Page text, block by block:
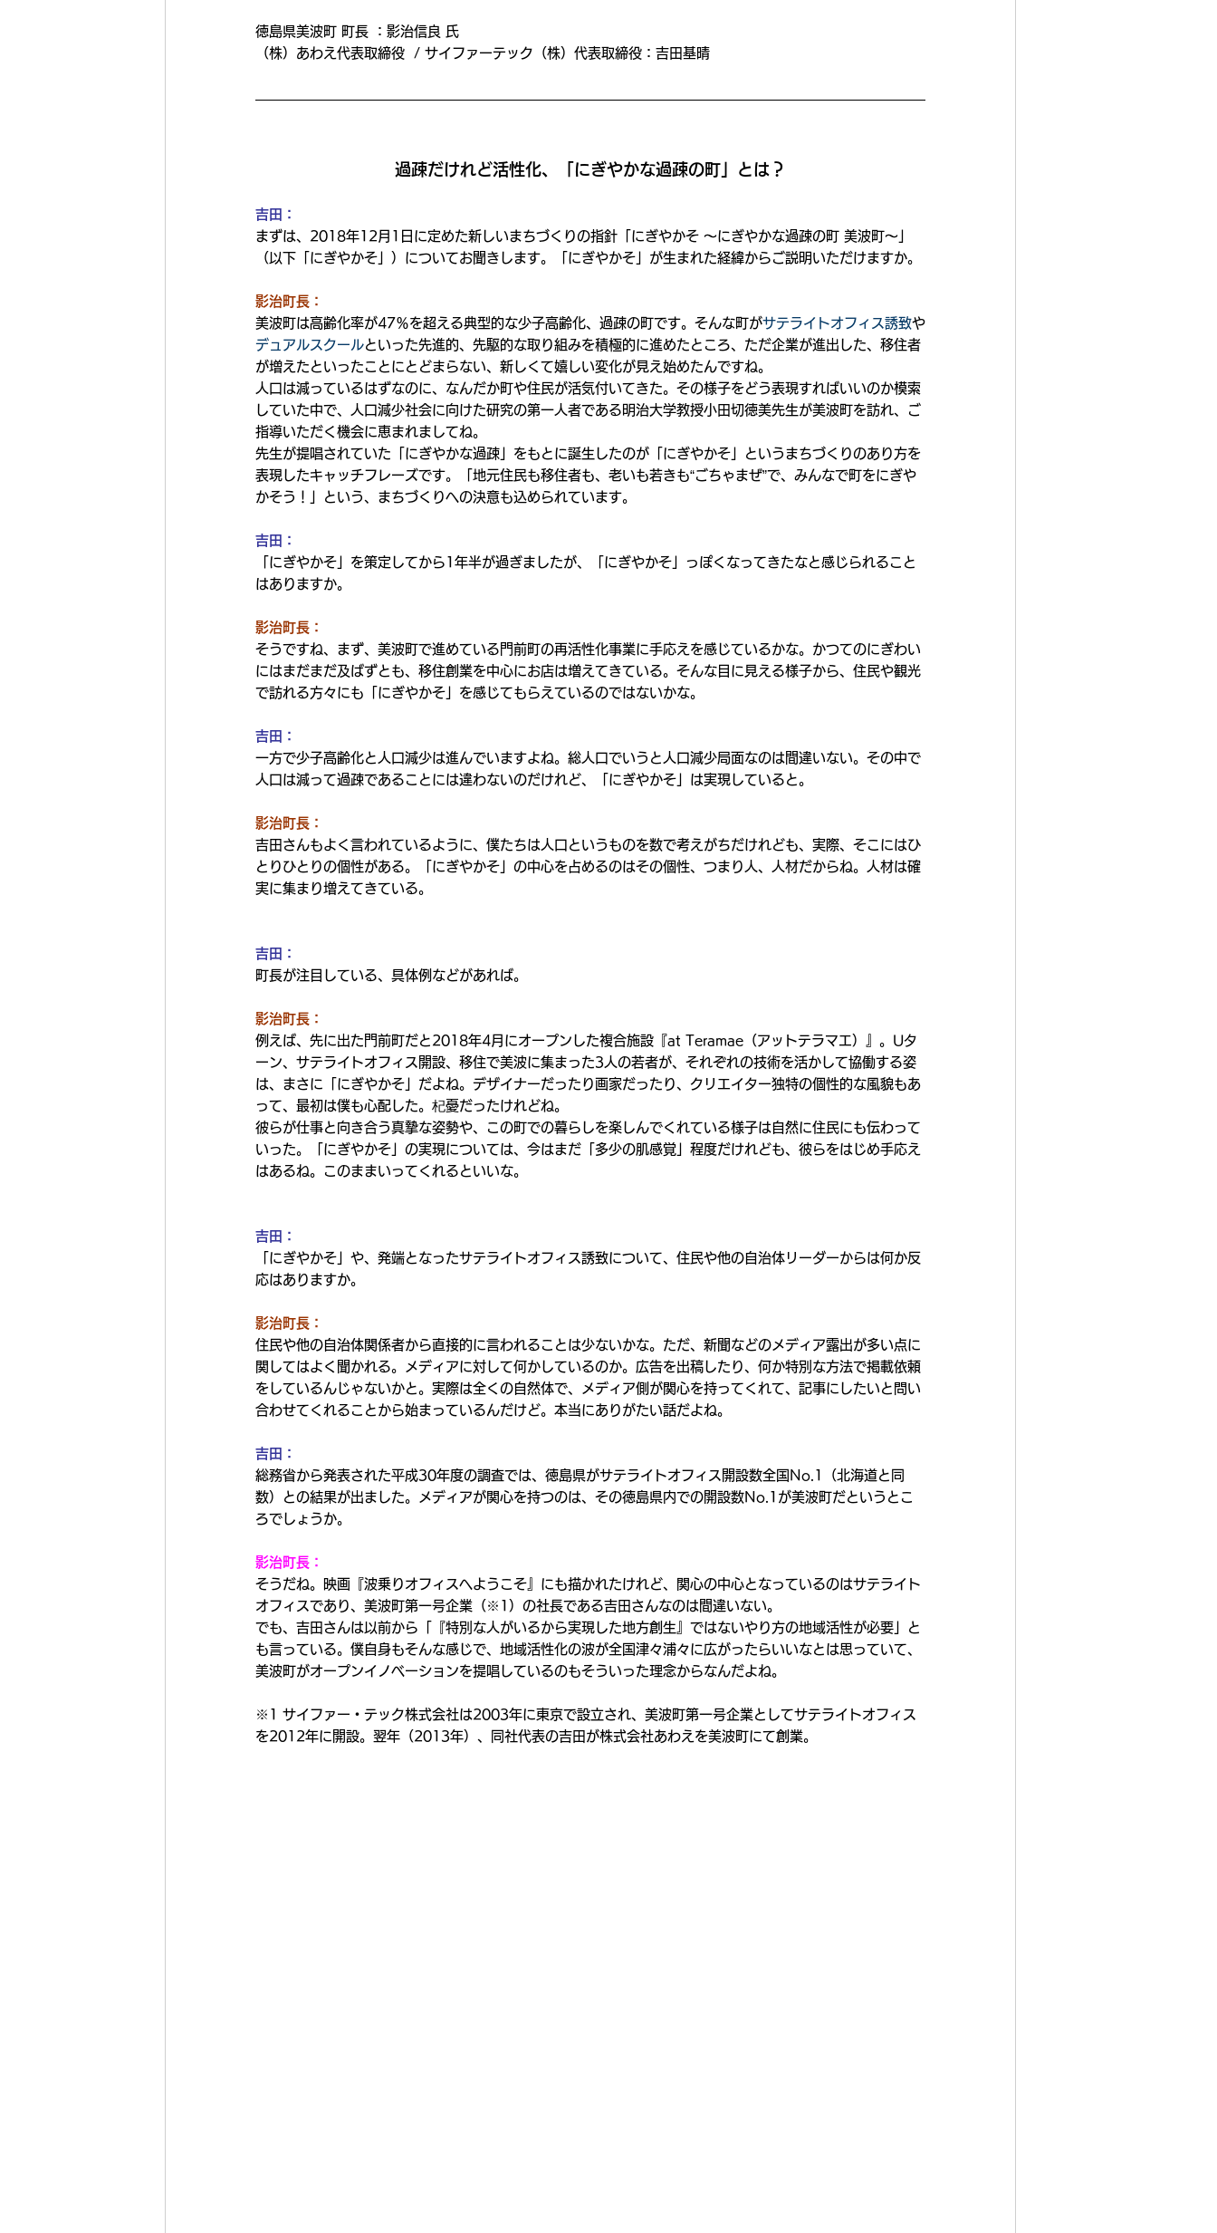
徳島県美波町 町長 ：影治信良 氏
（株）あわえ代表取締役  / サイファーテック（株）代表取締役：吉田基晴
過疎だけれど活性化、「にぎやかな過疎の町」とは？
吉田：
まずは、2018年12月1日に定めた新しいまちづくりの指針「にぎやかそ 〜にぎやかな過疎の町 美波町〜」
（以下「にぎやかそ」）についてお聞きします。「にぎやかそ」が生まれた経緯からご説明いただけますか。
影治町長：
美波町は高齢化率が47％を超える典型的な少子高齢化、過疎の町です。そんな町がサテライトオフィス誘致や
デュアルスクールといった先進的、先駆的な取り組みを積極的に進めたところ、ただ企業が進出した、移住者
が増えたといったことにとどまらない、新しくて嬉しい変化が見え始めたんですね。
人口は減っているはずなのに、なんだか町や住民が活気付いてきた。その様子をどう表現すればいいのか模索
していた中で、人口減少社会に向けた研究の第一人者である明治大学教授小田切徳美先生が美波町を訪れ、ご
指導いただく機会に恵まれましてね。
先生が提唱されていた「にぎやかな過疎」をもとに誕生したのが「にぎやかそ」というまちづくりのあり方を
表現したキャッチフレーズです。「地元住民も移住者も、老いも若きも“ごちゃまぜ”で、みんなで町をにぎや
かそう！」という、まちづくりへの決意も込められています。
吉田：
「にぎやかそ」を策定してから1年半が過ぎましたが、「にぎやかそ」っぽくなってきたなと感じられること
はありますか。
影治町長：
そうですね、まず、美波町で進めている門前町の再活性化事業に手応えを感じているかな。かつてのにぎわい
にはまだまだ及ばずとも、移住創業を中心にお店は増えてきている。そんな目に見える様子から、住民や観光
で訪れる方々にも「にぎやかそ」を感じてもらえているのではないかな。
吉田：
一方で少子高齢化と人口減少は進んでいますよね。総人口でいうと人口減少局面なのは間違いない。その中で
人口は減って過疎であることには違わないのだけれど、「にぎやかそ」は実現していると。
影治町長：
吉田さんもよく言われているように、僕たちは人口というものを数で考えがちだけれども、実際、そこにはひ
とりひとりの個性がある。「にぎやかそ」の中心を占めるのはその個性、つまり人、人材だからね。人材は確
実に集まり増えてきている。
吉田：
町長が注目している、具体例などがあれば。
影治町長：
例えば、先に出た門前町だと2018年4月にオープンした複合施設『at Teramae（アットテラマエ）』。Uタ
ーン、サテライトオフィス開設、移住で美波に集まった3人の若者が、それぞれの技術を活かして協働する姿
は、まさに「にぎやかそ」だよね。デザイナーだったり画家だったり、クリエイター独特の個性的な風貌もあ
って、最初は僕も心配した。杞憂だったけれどね。
彼らが仕事と向き合う真摯な姿勢や、この町での暮らしを楽しんでくれている様子は自然に住民にも伝わって
いった。「にぎやかそ」の実現については、今はまだ「多少の肌感覚」程度だけれども、彼らをはじめ手応え
はあるね。このままいってくれるといいな。
吉田：
「にぎやかそ」や、発端となったサテライトオフィス誘致について、住民や他の自治体リーダーからは何か反
応はありますか。
影治町長：
住民や他の自治体関係者から直接的に言われることは少ないかな。ただ、新聞などのメディア露出が多い点に
関してはよく聞かれる。メディアに対して何かしているのか。広告を出稿したり、何か特別な方法で掲載依頼
をしているんじゃないかと。実際は全くの自然体で、メディア側が関心を持ってくれて、記事にしたいと問い
合わせてくれることから始まっているんだけど。本当にありがたい話だよね。
吉田：
総務省から発表された平成30年度の調査では、徳島県がサテライトオフィス開設数全国No.1（北海道と同
数）との結果が出ました。メディアが関心を持つのは、その徳島県内での開設数No.1が美波町だというとこ
ろでしょうか。
影治町長：
そうだね。映画『波乗りオフィスへようこそ』にも描かれたけれど、関心の中心となっているのはサテライト
オフィスであり、美波町第一号企業（※1）の社長である吉田さんなのは間違いない。
でも、吉田さんは以前から「『特別な人がいるから実現した地方創生』ではないやり方の地域活性が必要」と
も言っている。僕自身もそんな感じで、地域活性化の波が全国津々浦々に広がったらいいなとは思っていて、
美波町がオープンイノベーションを提唱しているのもそういった理念からなんだよね。
※1 サイファー・テック株式会社は2003年に東京で設立され、美波町第一号企業としてサテライトオフィス
を2012年に開設。翌年（2013年）、同社代表の吉田が株式会社あわえを美波町にて創業。